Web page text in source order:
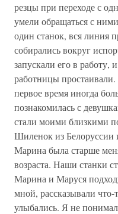
резцы при переходе с
умели обращаться с
один станок, вся линия
собирались вокруг
запускали его в работу,
работницы
первое время иногда
познакомилась с
стали моими близкими
Шиленок из Белоруссии
Марина была старше
возраста. Наши станки
Марина и Маруся
мной, рассказывали
улыбались. Я не